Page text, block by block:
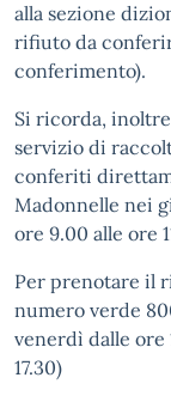
alla sezione
rifiuto da
conferimento).
Si ricorda,
servizio di
conferiti
Madonnelle nei
ore 9.00 alle ore
Per prenotare il
numero verde
venerdì dalle ore
17.30)